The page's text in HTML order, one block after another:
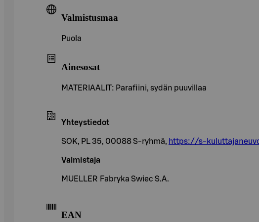
Valmistusmaa
Puola
Ainesosat
MATERIAALIT: Parafiini, sydän puuvillaa
Yhteystiedot
SOK, PL 35, 00088 S-ryhmä, https://s-
Valmistaja
MUELLER Fabryka Swiec S.A.
EAN